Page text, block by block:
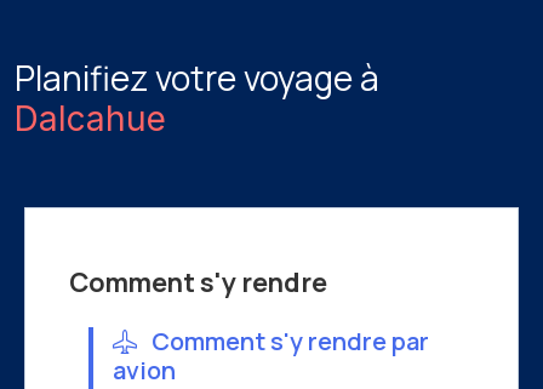
Planifiez votre voyage à
Dalcahue
Comment s'y rendre
Comment s'y rendre par
avion